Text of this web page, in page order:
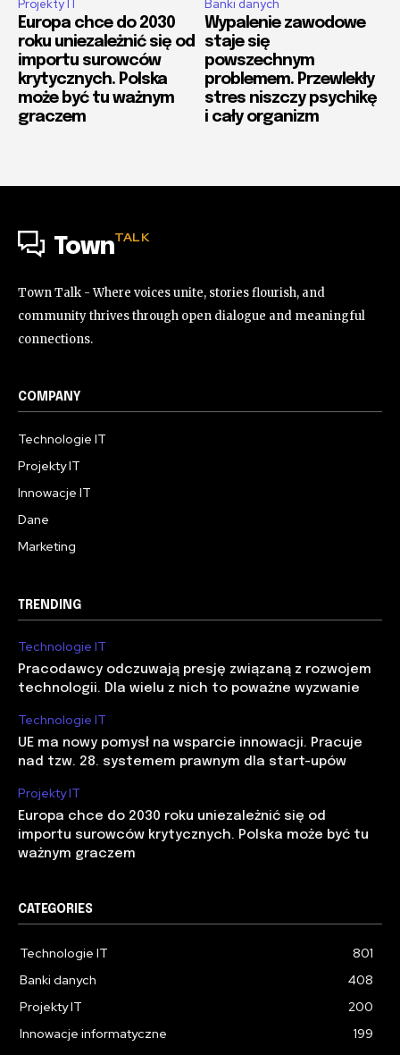
Projekty IT
Europa chce do 2030
roku uniezależnić się od
importu surowców
krytycznych. Polska
może być tu ważnym
graczem
Banki danych
Wypalenie zawodowe
staje się
powszechnym
problemem. Przewlekły
stres niszczy psychikę
i cały organizm
TownTALK
Town Talk - Where voices unite, stories flourish, and
community thrives through open dialogue and meaningful
connections.
COMPANY
Technologie IT
Projekty IT
Innowacje IT
Dane
Marketing
TRENDING
Technologie IT
Pracodawcy odczuwają presję związaną z rozwojem
technologii. Dla wielu z nich to poważne wyzwanie
Technologie IT
UE ma nowy pomysł na wsparcie innowacji. Pracuje
nad tzw. 28. systemem prawnym dla start-upów
Projekty IT
Europa chce do 2030 roku uniezależnić się od
importu surowców krytycznych. Polska może być tu
ważnym graczem
CATEGORIES
Technologie IT
801
Banki danych
408
Projekty IT
200
Innowacje informatyczne
199